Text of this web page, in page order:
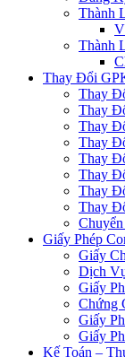
Thành
Thành
Thay Đổi
Thay
Thay
Thay
Thay
Thay
Thay
Thay
Thay
Giấy Phép
Giấy
Dịch
Giấy
Chứng
Giấy
Giấy
Kế Toán –